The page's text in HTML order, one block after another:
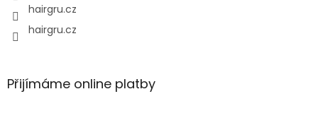
hairgru.cz
hairgru.cz
Přijímáme online platby